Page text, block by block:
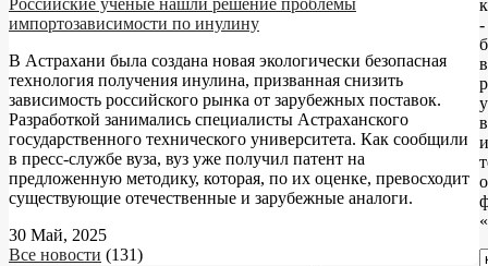
Российские ученые нашли решение проблемы
импортозависимости по инулину
В Астрахани была создана новая экологически безопасная
технология получения инулина, призванная снизить
зависимость российского рынка от зарубежных поставок.
Разработкой занимались специалисты Астраханского
государственного технического университета. Как сообщили
в пресс-службе вуза, вуз уже получил патент на
предложенную методику, которая, по их оценке, превосходит
существующие отечественные и зарубежные аналоги.
30 Май, 2025
Все новости (131)
-
и